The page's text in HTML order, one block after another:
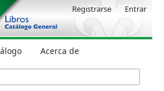
Acerca de
Registrarse Entrar